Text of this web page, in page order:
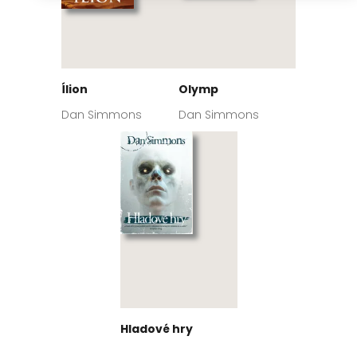
Ílion
Dan Simmons
Olymp
Dan Simmons
Hladové hry